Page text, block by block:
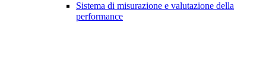
Sistema di misurazione e valutazione della
performance